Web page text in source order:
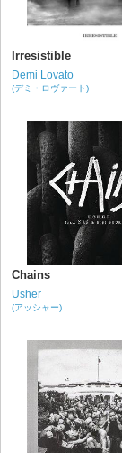
Irresistible
Demi Lovato
(デミ・ロヴァート)
Chains
Usher
(アッシャー)